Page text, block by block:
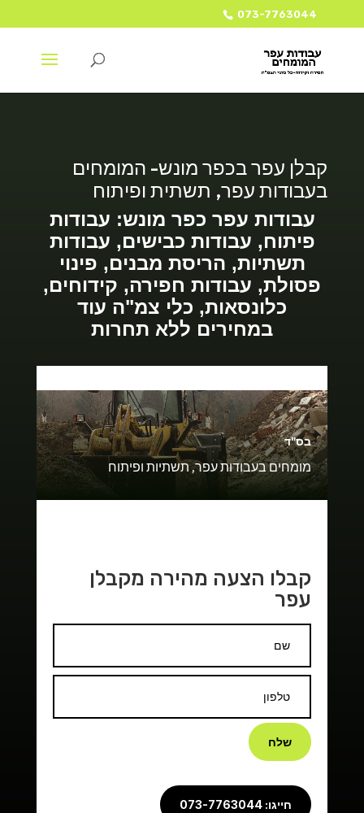
073-7763044
קבלן עפר בכפר מונש- המומחים
בעבודות עפר, תשתית ופיתוח
עבודות עפר כפר מונש: עבודות
פיתוח, עבודות כבישים, עבודות
תשתיות, הריסת מבנים, פינוי
פסולת, עבודות חפירה, קידוחים,
כלונסאות, כלי צמ"ה עוד
במחירים ללא תחרות
בס"ד
מומחים בעבודות עפר, תשתיות ופיתוח
קבלו הצעה מהירה מקבלן
עפר
שלח
חייגו: 073-7763044